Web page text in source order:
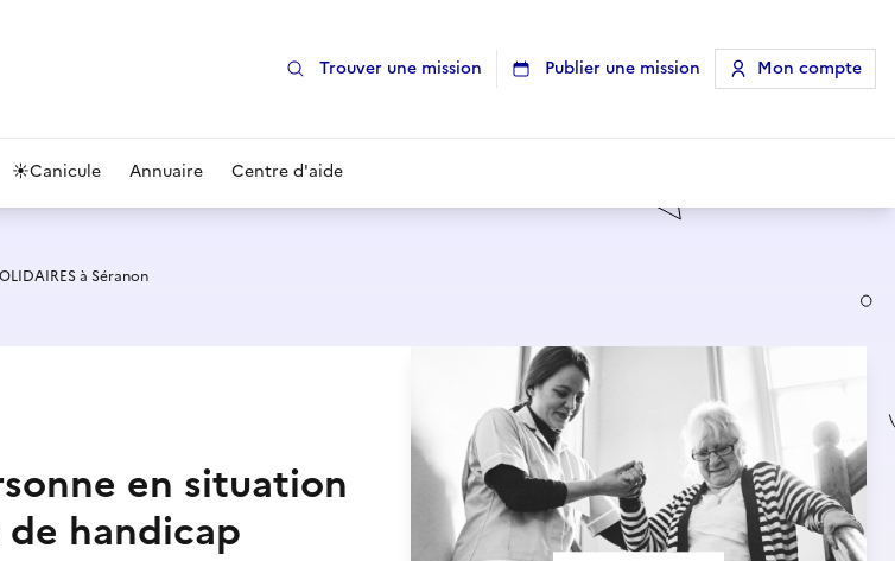
Trouver une mission Publier une mission Mon compte
☀️Canicule Annuaire Centre d'aide
à Séranon
en situation
handicap